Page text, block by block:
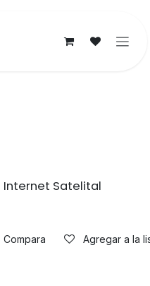
Internet Satelital
Compara Agregar a la